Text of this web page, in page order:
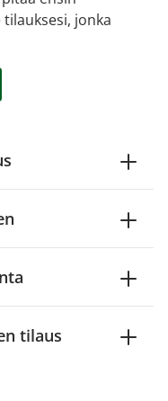
jonka
tilaus